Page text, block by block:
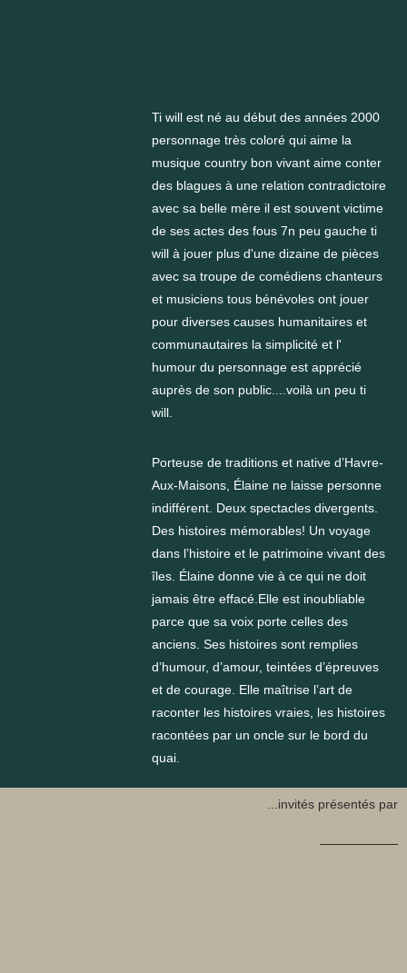
Ti will est né au début des années 2000
personnage très coloré qui aime la
musique country bon vivant aime conter
des blagues à une relation contradictoire
avec sa belle mère il est souvent victime
de ses actes des fous 7n peu gauche ti
will à jouer plus d'une dizaine de pièces
avec sa troupe de comédiens chanteurs
et musiciens tous bénévoles ont jouer
pour diverses causes humanitaires et
communautaires la simplicité et l'
humour du personnage est apprécié
auprès de son public....voilà un peu ti
will.
Porteuse de traditions et native d’Havre-
Aux-Maisons, Élaine ne laisse personne
indifférent. Deux spectacles divergents.
Des histoires mémorables! Un voyage
dans l’histoire et le patrimoine vivant des
îles. Élaine donne vie à ce qui ne doit
jamais être effacé.Elle est inoubliable
parce que sa voix porte celles des
anciens. Ses histoires sont remplies
d’humour, d’amour, teintées d’épreuves
et de courage. Elle maîtrise l’art de
raconter les histoires vraies, les histoires
racontées par un oncle sur le bord du
quai.
...invités présentés par